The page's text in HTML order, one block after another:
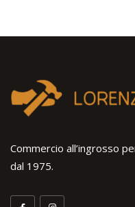
Commercio all’ingrosso
dal 1975.